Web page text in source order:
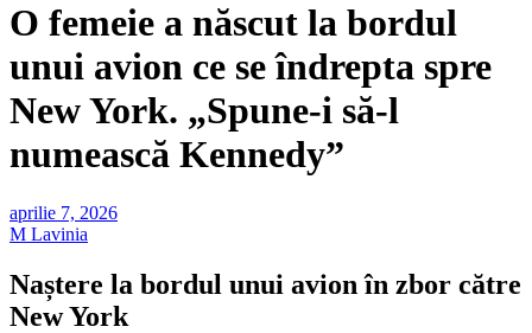
O femeie a născut la bordul
unui avion ce se îndrepta spre
New York. „Spune-i să-l
numească Kennedy”
aprilie 7, 2026
M Lavinia
Naștere la bordul unui avion în zbor către
New York